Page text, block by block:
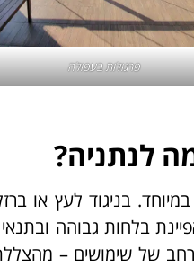
פרגולות בעפולה
לנתניה?
בניגוד לעץ או ברזל,
בלחות גבוהה
רחב של שימושים –